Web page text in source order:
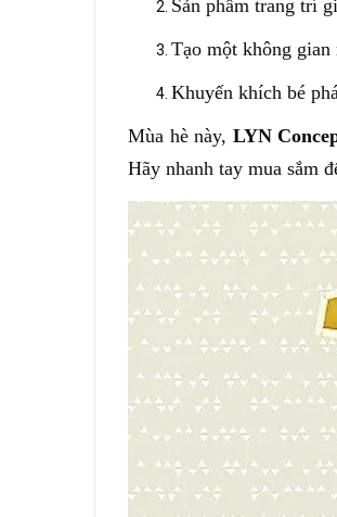
Sản phẩm trang trí
Tạo một không
Khuyến khích bé
Mùa hè này, LYN
Hãy nhanh tay mua sắm